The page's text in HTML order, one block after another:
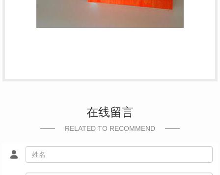
在线留言
RELATED TO RECOMMEND